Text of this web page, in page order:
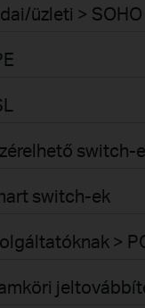
üzleti >
switch-
switch-ek
>